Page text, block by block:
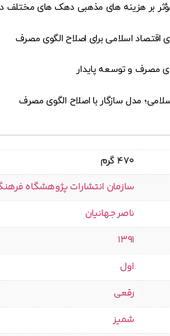
بر هزینه های مذهبی دهک های مختلف
اسلامی برای اصلاح الگوی مصرف
مصرف و توسعه پایدار
مدل سازگار با اصلاح الگوی مصرف
470 گرم
سازمان انتشارات پژوهشگاه
ناصر جهانیان
1391
اول
رقعی
شمیز